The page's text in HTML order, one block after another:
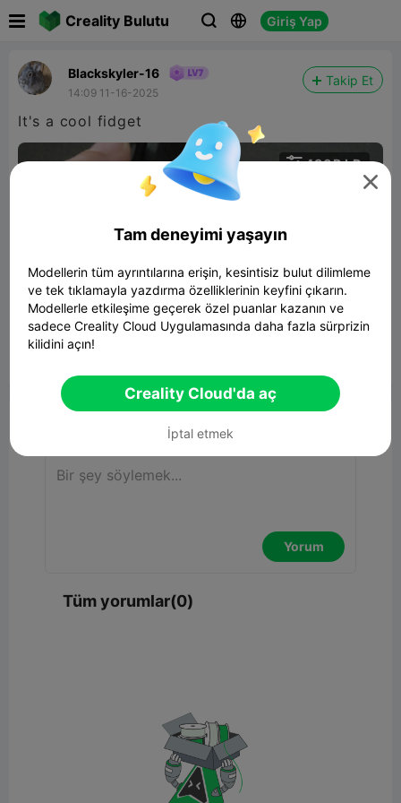
Creality Bulutu   Giriş Yap
Blackskyler-16
14:09 11-16-2025
Takip Et
It's a cool fidget
00:03

480P LD
Yorum
Tüm yorumlar(0)

Tam deneyimi yaşayın
Modellerin tüm ayrıntılarına erişin, kesintisiz bulut dilimleme
ve tek tıklamayla yazdırma özelliklerinin keyfini çıkarın.
Modellerle etkileşime geçerek özel puanlar kazanın ve
sadece Creality Cloud Uygulamasında daha fazla sürprizin
kilidini açın!
Creality Cloud'da aç
İptal etmek